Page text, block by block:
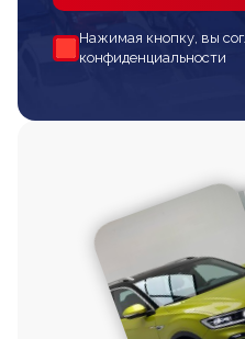
Нажимая кнопку, вы
конфиденциальности